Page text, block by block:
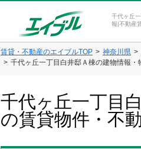
千代ヶ丘
報|不動産
賃貸・不動産のエイブルTOP 神奈川県
千代ヶ丘一丁目白井邸Ａ棟の建物情報・
千代ヶ丘一丁目
の賃貸物件・不